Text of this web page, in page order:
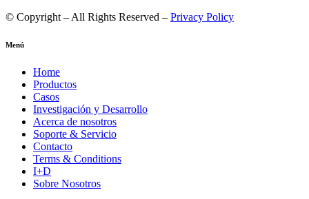
© Copyright – All Rights Reserved – Privacy Policy
Menú
Home
Productos
Casos
Investigación y Desarrollo
Acerca de nosotros
Soporte & Servicio
Contacto
Terms & Conditions
I+D
Sobre Nosotros